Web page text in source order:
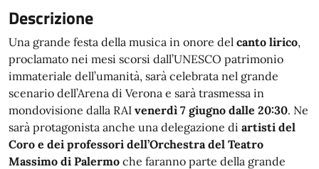
Descrizione
Una grande festa della musica in onore del canto lirico,
proclamato nei mesi scorsi dall’UNESCO patrimonio
immateriale dell’umanità, sarà celebrata nel grande
scenario dell’Arena di Verona e sarà trasmessa in
mondovisione dalla RAI venerdì 7 giugno dalle 20:30. Ne
sarà protagonista anche una delegazione di artisti del
Coro e dei professori dell’Orchestra del Teatro
Massimo di Palermo che faranno parte della grande